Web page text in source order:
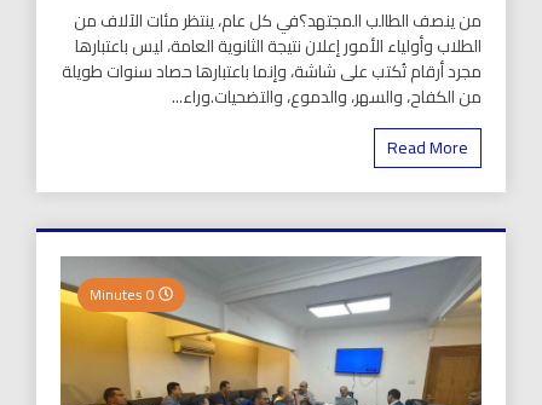
من ينصف الطالب المجتهد؟في كل عام، ينتظر مئات الآلاف من
الطلاب وأولياء الأمور إعلان نتيجة الثانوية العامة، ليس باعتبارها
مجرد أرقام تُكتب على شاشة، وإنما باعتبارها حصاد سنوات طويلة
من الكفاح، والسهر، والدموع، والتضحيات.وراء...
Read More